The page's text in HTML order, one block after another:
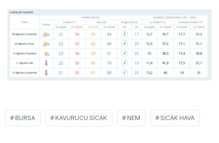
BURSA KAVURUCU SICAK NEM SICAK HAVA